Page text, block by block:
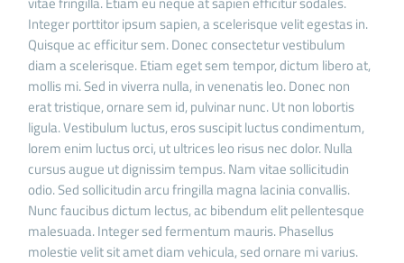
Integer porttitor ipsum sapien, a scelerisque velit egestas in.
Quisque ac efficitur sem. Donec consectetur vestibulum
diam a scelerisque. Etiam eget sem tempor, dictum libero at,
mollis mi. Sed in viverra nulla, in venenatis leo. Donec non
erat tristique, ornare sem id, pulvinar nunc. Ut non lobortis
ligula. Vestibulum luctus, eros suscipit luctus condimentum,
lorem enim luctus orci, ut ultrices leo risus nec dolor. Nulla
cursus augue ut dignissim tempus. Nam vitae sollicitudin
odio. Sed sollicitudin arcu fringilla magna lacinia convallis.
Nunc faucibus dictum lectus, ac bibendum elit pellentesque
malesuada. Integer sed fermentum mauris. Phasellus
molestie velit sit amet diam vehicula, sed ornare mi varius.